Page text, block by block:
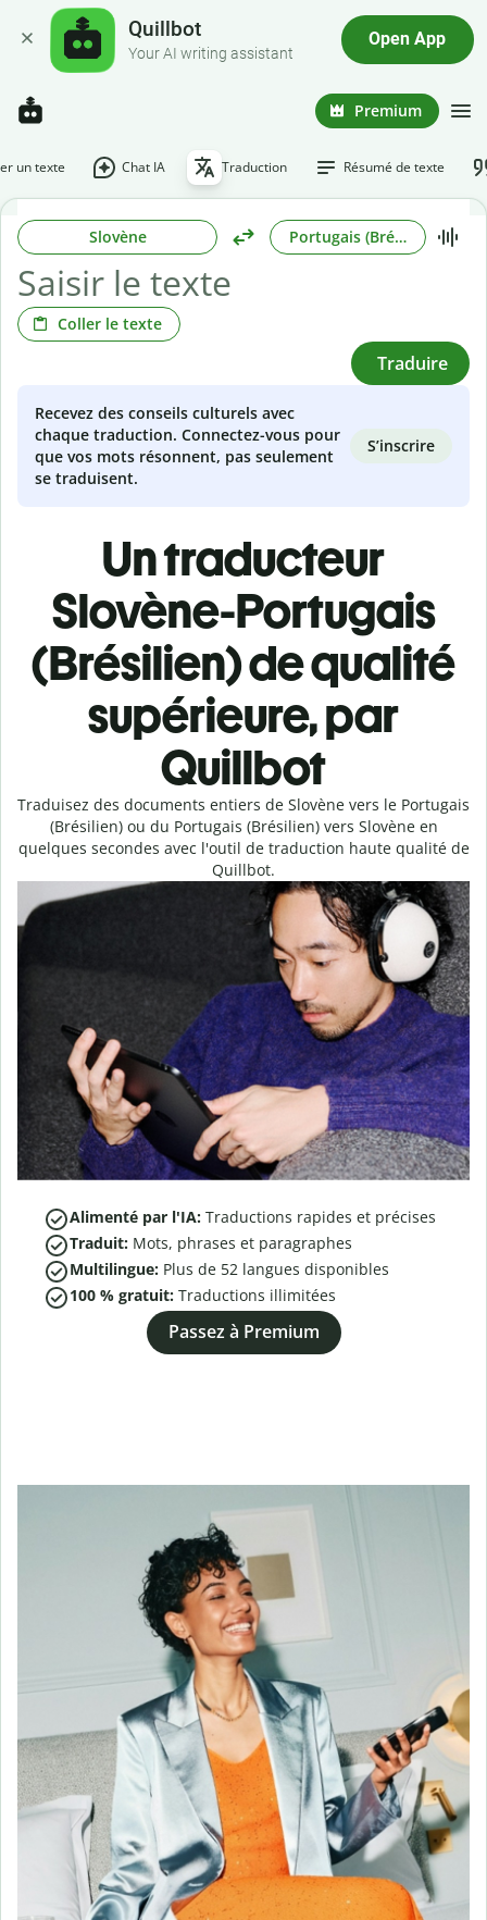
Quillbot
Your AI writing assistant
Open App
Premium
un texte Chat IA Traduction Résumé de texte
Slovène Portugais (Brésilien)
Coller le texte
Traduire
Recevez des conseils culturels avec
chaque traduction. Connectez-vous pour
que vos mots résonnent, pas seulement
se traduisent.
S’inscrire
Un traducteur
Slovène-Portugais
(Brésilien) de qualité
supérieure, par
Quillbot
Traduisez des documents entiers de Slovène vers le Portugais
(Brésilien) ou du Portugais (Brésilien) vers Slovène en
quelques secondes avec l'outil de traduction haute qualité de
Quillbot.
Alimenté par l'IA: Traductions rapides et précises
Traduit: Mots, phrases et paragraphes
Multilingue: Plus de 52 langues disponibles
100 % gratuit: Traductions illimitées
Passez à Premium